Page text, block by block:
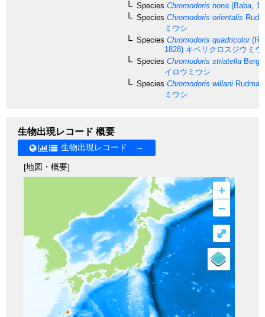
Species Chromodoris nona (Baba,
Species Chromodoris orientalis
ミウシ
Species Chromodoris quadricolor
1828) キベリクロスジウミウ
Species Chromodoris striatella
イロウミウシ
Species Chromodoris willani
ミウシ
生物出現レコード 概要
生物出現レコード →
[地図・概要]
+
–
⤢